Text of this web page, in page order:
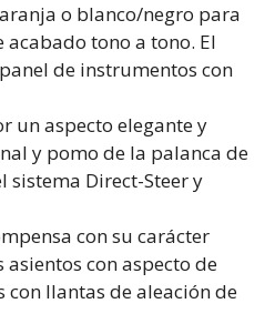
o blanco/negro para
tono a tono. El
de instrumentos con
un aspecto elegante y
y pomo de la palanca de
sistema Direct-Steer y
con su carácter
con aspecto de
llantas de aleación de